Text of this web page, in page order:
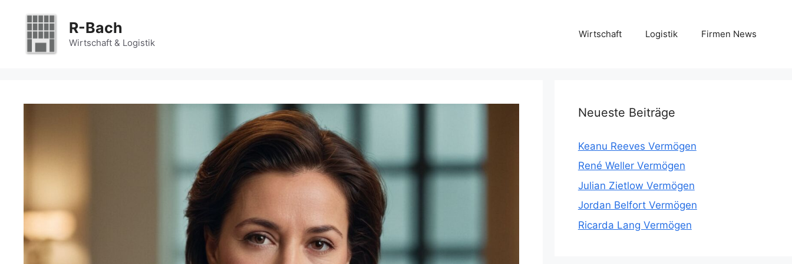
springen
R-Bach
Wirtschaft & Logistik
Wirtschaft Logistik Firmen News
Neueste Beiträge
Keanu Reeves Vermögen
René Weller Vermögen
Julian Zietlow Vermögen
Jordan Belfort Vermögen
Ricarda Lang Vermögen